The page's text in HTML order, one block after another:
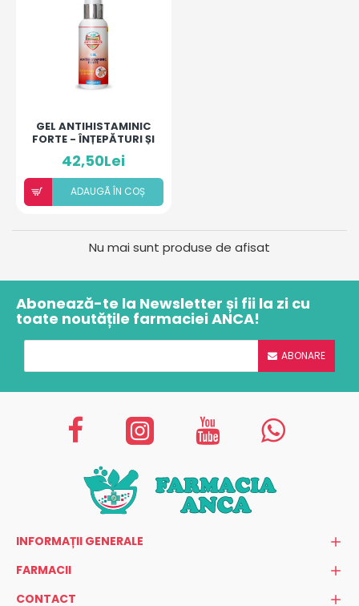
GEL ANTIHISTAMINIC
FORTE - ÎNȚEPĂTURI ȘI
IRITAȚII
42,50Lei
ADAUGÃ ÎN COȘ
Nu mai sunt produse de afisat
Abonează-te la Newsletter și fii la zi cu
toate noutățile farmaciei ANCA!
ABONARE
INFORMAȚII GENERALE
FARMACII
CONTACT